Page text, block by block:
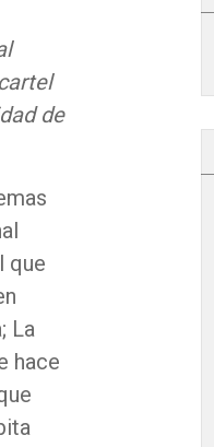
de
que
La
hace